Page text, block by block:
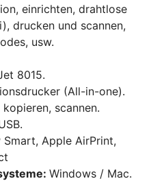
einrichten, drahtlose
drucken und scannen,
usw.
8015.
(All-in-one).
kopieren, scannen.
Smart, Apple AirPrint,
Windows / Mac.